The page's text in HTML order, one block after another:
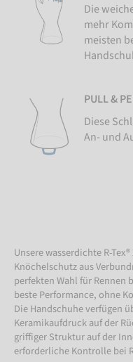
Die
mehr
meisten
PULL &
Diese
An- und
Unsere wasserdichte R-
Knöchelschutz aus
perfekten Wahl für Rennen
beste Performance, ohne
Die Handschuhe verfügen
Keramikaufdruck auf der
griffiger Struktur auf der
erforderliche Kontrolle bei